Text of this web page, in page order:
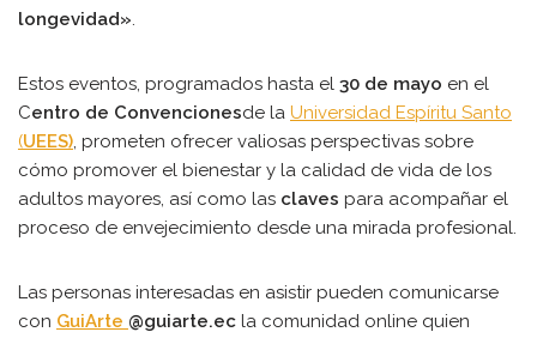
longevidad».
Estos eventos, programados hasta el 30 de mayo en el
Centro de Convencionesde la Universidad Espíritu Santo
(UEES), prometen ofrecer valiosas perspectivas sobre
cómo promover el bienestar y la calidad de vida de los
adultos mayores, así como las claves para acompañar el
proceso de envejecimiento desde una mirada profesional.
Las personas interesadas en asistir pueden comunicarse
con GuiArte @guiarte.ec la comunidad online quien